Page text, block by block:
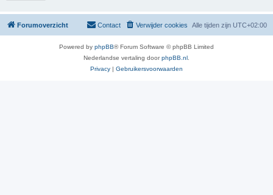
Forumoverzicht Alle tijden zijn UTC+02:00
Verwijder cookies
Contact
Powered by phpBB® Forum Software © phpBB Limited
Nederlandse vertaling doorphpBB.nl
Privacy | Gebruikersvoorwaarden